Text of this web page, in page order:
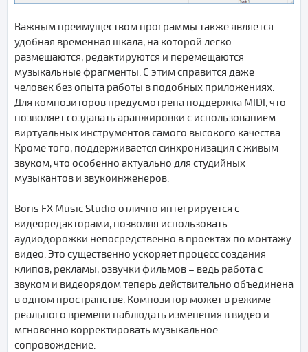
Важным преимуществом программы также является
удобная временная шкала, на которой легко
размещаются, редактируются и перемещаются
музыкальные фрагменты. С этим справится даже
человек без опыта работы в подобных приложениях.
Для композиторов предусмотрена поддержка MIDI, что
позволяет создавать аранжировки с использованием
виртуальных инструментов самого высокого качества.
Кроме того, поддерживается синхронизация с живым
звуком, что особенно актуально для студийных
музыкантов и звукоинженеров.
Boris FX Music Studio отлично интегрируется с
видеоредакторами, позволяя использовать
аудиодорожки непосредственно в проектах по монтажу
видео. Это существенно ускоряет процесс создания
клипов, рекламы, озвучки фильмов – ведь работа с
звуком и видеорядом теперь действительно объединена
в одном пространстве. Композитор может в режиме
реального времени наблюдать изменения в видео и
мгновенно корректировать музыкальное
сопровождение.